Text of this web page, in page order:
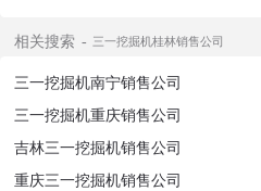
相关搜索 三一挖掘机桂林销售公司
三一挖掘机南宁销售公司
三一挖掘机重庆销售公司
吉林三一挖掘机销售公司
重庆三一挖掘机销售公司